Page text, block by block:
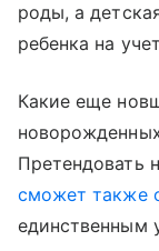
роды, а
ребенка на
Какие еще
Претендовать
сможет также
единственным